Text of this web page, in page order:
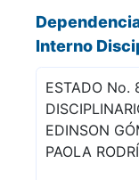
Interno
ESTADO No.
EDINSON
PAOLA